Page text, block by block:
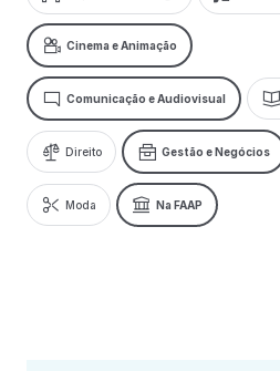
Cinema e Animação
Comunicação e Audiovisual
Direito Gestão e Negócios
Moda Na FAAP